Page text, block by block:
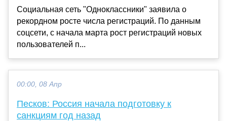
Социальная сеть "Одноклассники" заявила о
рекордном росте числа регистраций. По данным
соцсети, с начала марта рост регистраций новых
пользователей п...
00:00, 08 Апр
Песков: Россия начала подготовку к
санкциям год назад